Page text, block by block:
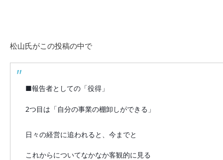
松山氏がこの投稿の中で
■報告者としての「役得」
2つ目は「自分の事業の棚卸しができる」
日々の経営に追われると、今までと
これからについてなかなか客観的に見る